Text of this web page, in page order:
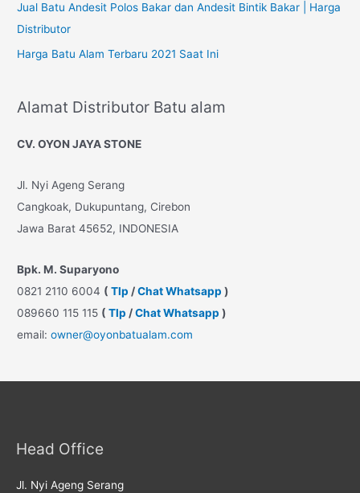
Jual Batu Andesit Polos Bakar dan Andesit Bintik Bakar | Harga
Distributor
Harga Batu Alam Terbaru 2021 Saat Ini
Alamat Distributor Batu alam
CV. OYON JAYA STONE
Jl. Nyi Ageng Serang
Cangkoak, Dukupuntang, Cirebon
Jawa Barat 45652, INDONESIA
Bpk. M. Suparyono
0821 2110 6004 (Tlp /Chat Whatsapp )
089660 115 115 (Tlp /Chat Whatsapp )
email:owner@oyonbatualam.com
Head Office
Jl. Nyi Ageng Serang